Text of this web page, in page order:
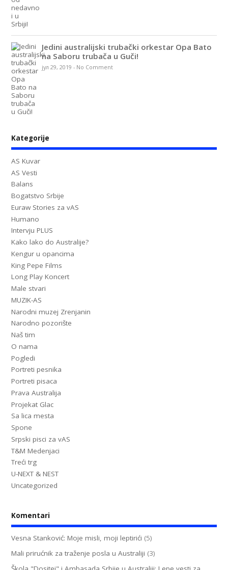
Jedini australijski trubački orkestar Opa Bato
na Saboru trubača u Guči!
јул 29, 2019 - No Comment
Kategorije
AS Kuvar
AS Vesti
Balans
Bogatstvo Srbije
Euraw Stories za vAS
Humano
Intervju PLUS
Kako lako do Australije?
Kengur u opancima
King Pepe Films
Long Play Koncert
Male stvari
MUZIK-AS
Narodni muzej Zrenjanin
Narodno pozorište
Naš tim
O nama
Pogledi
Portreti pesnika
Portreti pisaca
Prava Australija
Projekat Glac
Sa lica mesta
Spone
Srpski pisci za vAS
T&M Medenjaci
Treći trg
U-NEXT & NEST
Uncategorized
Komentari
Vesna Stanković: Moje misli, moji leptirići (5)
Mali prirućnik za traženje posla u Australiji (3)